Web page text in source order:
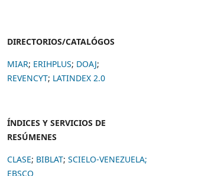
DIRECTORIOS/CATALÓGOS
MIAR; ERIHPLUS; DOAJ;
REVENCYT; LATINDEX 2.0
ÍNDICES Y SERVICIOS DE
RESÚMENES
CLASE; BIBLAT; SCIELO-VENEZUELA;
EBSCO